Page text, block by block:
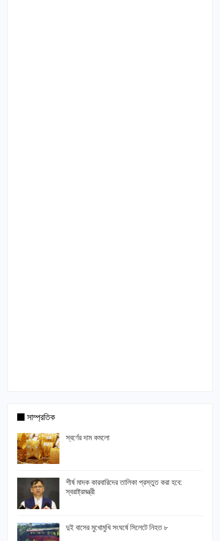
সাম্প্রতিক
স্বর্ণের দাম কমলো
শীর্ষ মাদক কারবারিদের তালিকা প্রস্তুত করা হবে:
স্বরাষ্ট্রমন্ত্রী
দুই বাসের মুখোমুখি সংঘর্ষে সিলেটে নিহত ৮